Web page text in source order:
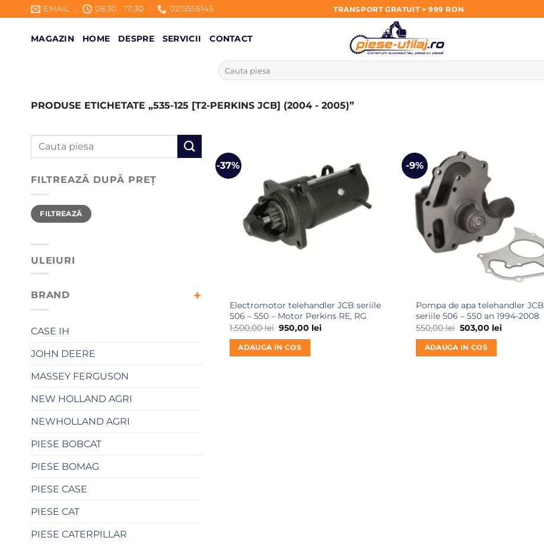
to
content
EMAIL 08:30 - 17:30 0215556145 TRANSPORT GRATUIT > 999 RON
MAGAZIN HOME DESPRE SERVICII CONTACT
Caută
după:
PRODUSE ETICHETATE „535-125 [T2-PERKINS JCB] (2004 - 2005)”
Caută
FILTREAZĂ DUPĂ PREȚ
Preț
minim
Preț
maxim
FILTREAZĂ
ULEIURI
BRAND
CASE IH
JOHN DEERE
MASSEY FERGUSON
NEW HOLLAND AGRI
NEWHOLLAND AGRI
PIESE BOBCAT
PIESE BOMAG
PIESE CASE
PIESE CAT
PIESE CATERPILLAR
-37%
Electromotor telehandler JCB seriile
506 – 550 – Motor Perkins RE, RG
1.500,00lei Prețul
inițial
a
fost:
950,00 leiPrețul
ADAUGA IN COS
-9%
Pompa de apa telehandler JCB
seriile 506 – 550 an 1994-2008
550,00lei Prețul
inițial
a
fost:
503,00 leiPrețul
ADAUGA IN COS